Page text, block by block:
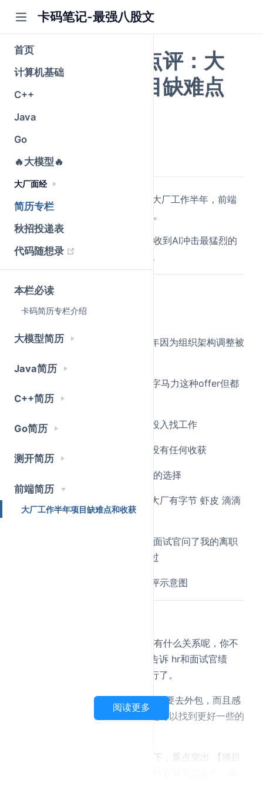
卡码笔记-最强八股文
首页
计算机基础
C++
Java
Go
🔥大模型🔥
大厂面经
简历专栏
秋招投递表
代码随想录
本栏必读
卡码简历专栏介绍
大模型简历
Java简历
C++简历
Go简历
测开简历
前端简历
大厂工作半年项目缺难点和收获
前端社招简历点评：大
厂工作半年项目缺难点
和收获
2026-05-25
以下是知识星球 (opens new window)
里一位录友在大厂工作半年，前端
简历，大家可以看看 是什么水平。
还有和大家说一下，目前 前端是收到AI冲击最猛烈的
岗位。现在基本后端 + ai = 全栈
是一个悲伤的故事
本人2本末9硕 非科班
校招进入互联网算大厂吧工作半年因为组织架构调整被
一月底的时候拿到了类似byd 数字马力这种offer但都
没有接（有点后悔了😭
离职后因为一些原因到现在开始投入找工作
在这期间面试了三十几场面试都没有任何收获
除了一个军工的合同工 也不是好的选择
过了简历且约了面试的互联网中大厂有字节 虾皮 滴滴
欢聚 腾讯（微信小店 ）
字节三面挂 其实二面的时候内推面试官问了我的离职
原因后说去反馈给上级和hr然后过
“ 说是被裁后绩效的原因” 和绩效有什么关系呢，你不
会把绩效都告诉hr了吧，没必要告诉 hr和面试官绩
效，就说 公司架构调整 裁员 就行了。
你学历 和 工作经历都很不错，没必要去外包，而且感
觉没去数字马力也是对了，你还是可以找到更好一些的
我对你的工作项目经历 优化了一下，重点突出 【项目
阅读更多